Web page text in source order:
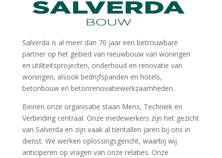
Salverda is al meer dan 70 jaar een betrouwbare
partner op het gebied van nieuwbouw van woningen
en utiliteitsprojecten, onderhoud en renovatie van
woningen, alsook bedrijfspanden en hotels,
betonbouw en betonrenovatiewerkzaamheden.
Binnen onze organisatie staan Mens, Techniek en
Verbinding centraal. Onze medewerkers zijn het gezicht
van Salverda en zijn vaak al tientallen jaren bij ons in
dienst. We werken oplossingsgericht, waarbij wij
anticiperen op vragen van onze relaties. Onze